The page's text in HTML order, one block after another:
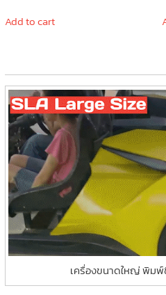
Add to cart
เครื่องขนาดใหญ่ พิม